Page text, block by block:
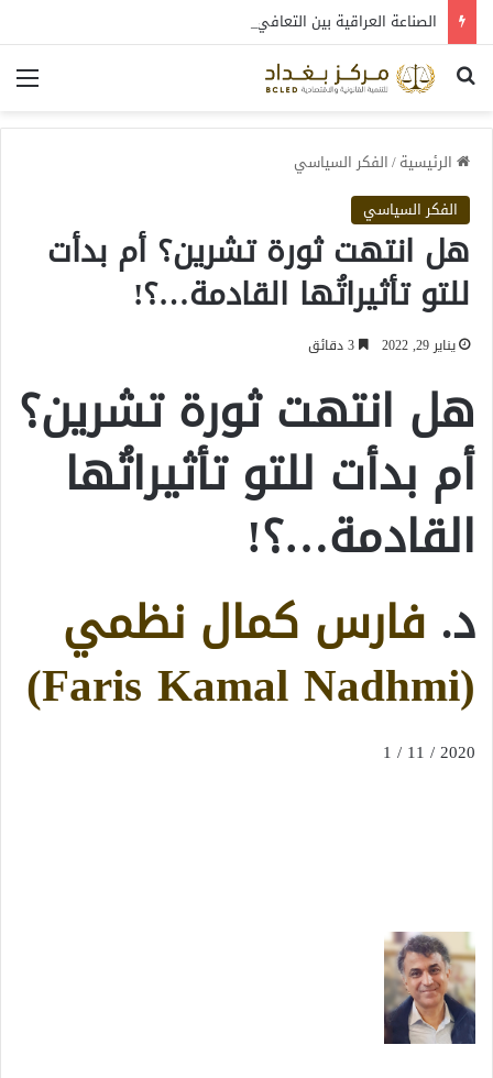
بحث عن
الرئيسية/الفكر السياسي
الفكر السياسي
هل انتهت ثورة تشرين؟ أم بدأت
للتو تأثيراتُها القادمة…؟!
يناير 29, 2022
هل انتهت ثورة تشرين؟
أم بدأت للتو تأثيراتُها
القادمة…؟!
د. فارس كمال نظمي
(Faris Kamal Nadhmi)
2020 / 11 / 1